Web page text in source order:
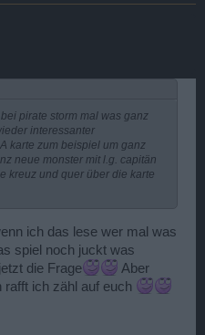
pirate storm mal was ganz
interessanter
karte zum beispiel um ganz
neue monster mit l.g. capitän
kreuz und quer über die karte
ich das lese wer mal was
spiel noch juckt was
die Frage
Aber
rafft ich zähl auf euch